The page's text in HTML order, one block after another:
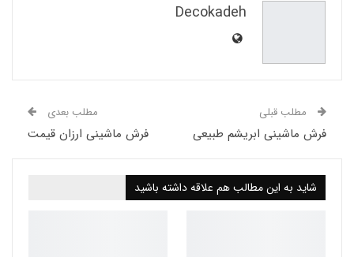
Decokadeh
مطلب قبلی
فرش ماشینی ابریشم طبیعی
مطلب بعدی
فرش ماشینی ارزان قیمت
شاید به این مطالب هم علاقه داشته باشید